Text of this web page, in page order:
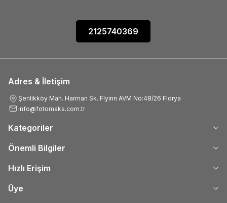
2125740369
Adres & İletişim
Şenlikköy Mah. Harman Sk. Flyinn AVM No:48/26 Florya
info@fotomaks.com.tr
Kategoriler
Önemli Bilgiler
Hızlı Erişim
Üye